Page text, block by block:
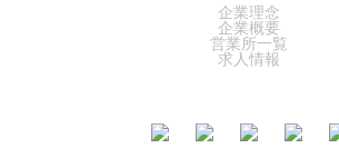
企業理念
企業概要
営業所一覧
求人情報